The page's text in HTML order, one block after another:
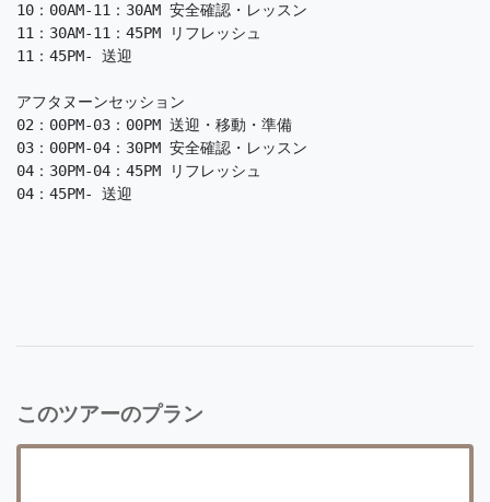
10：00AM-11：30AM 安全確認・レッスン
11：30AM-11：45PM リフレッシュ
11：45PM- 送迎
アフタヌーンセッション
02：00PM-03：00PM 送迎・移動・準備
03：00PM-04：30PM 安全確認・レッスン
04：30PM-04：45PM リフレッシュ
04：45PM- 送迎
このツアーのプラン